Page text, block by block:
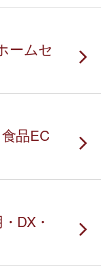
ームセ
品EC
DX・